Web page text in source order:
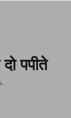
पपीते